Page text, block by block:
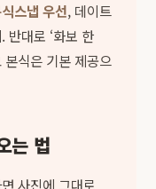
스냅 우선, 데이트
반대로 ‘화보 한
본식은 기본 제공으
는 법
사진에 그대로